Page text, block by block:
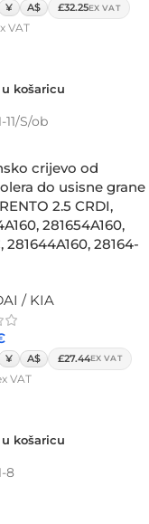
¥ A$ £32.25EX VAT
VAT
košaricu
11/S/ob
crijevo od
do usisne grane
2.5 CRDI,
281654A160,
281644A160, 28164-
/ KIA
¥ A$ £27.44EX VAT
VAT
košaricu
8